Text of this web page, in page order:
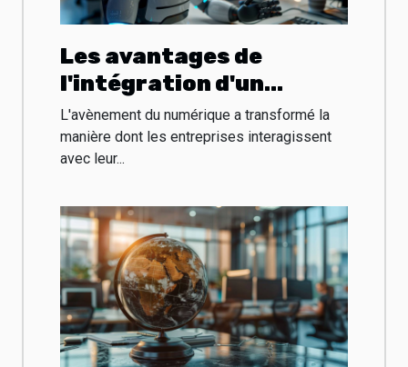
Les avantages de
l'intégration d'un
chatbot pour optimiser
la gestion de la clientèle
L'avènement du numérique a transformé la
manière dont les entreprises interagissent
avec leur...